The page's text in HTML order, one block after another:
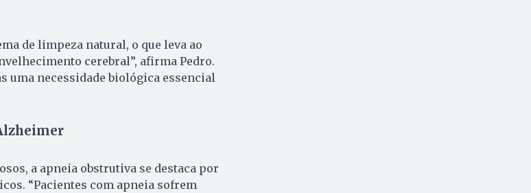
de limpeza natural, o que leva ao
cerebral”, afirma Pedro.
uma necessidade biológica essencial
a apneia obstrutiva se destaca por
“Pacientes com apneia sofrem